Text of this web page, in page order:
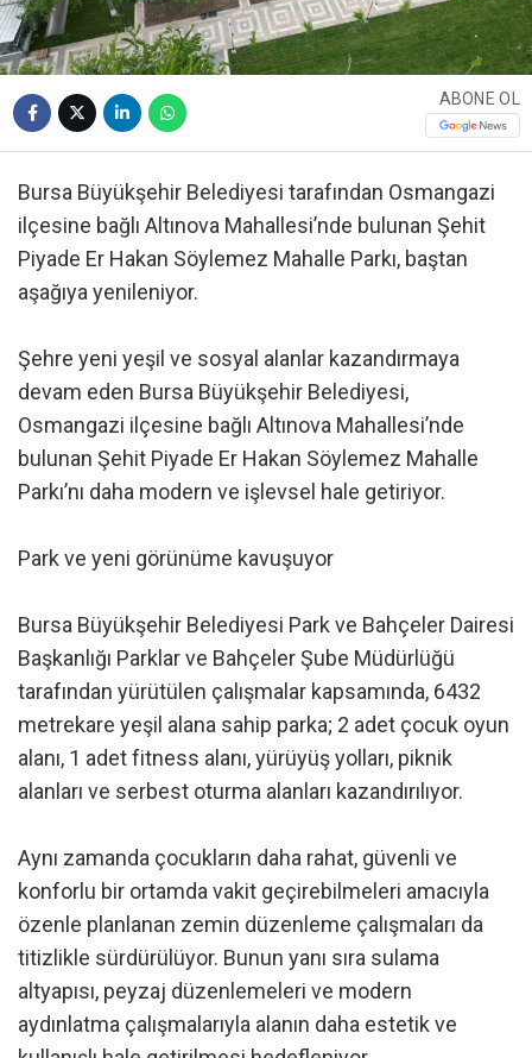
ABONE OL
Bursa Büyükşehir Belediyesi tarafından Osmangazi
ilçesine bağlı Altınova Mahallesi’nde bulunan Şehit
Piyade Er Hakan Söylemez Mahalle Parkı, baştan
aşağıya yenileniyor.
Şehre yeni yeşil ve sosyal alanlar kazandırmaya
devam eden Bursa Büyükşehir Belediyesi,
Osmangazi ilçesine bağlı Altınova Mahallesi’nde
bulunan Şehit Piyade Er Hakan Söylemez Mahalle
Parkı’nı daha modern ve işlevsel hale getiriyor.
Park ve yeni görünüme kavuşuyor
Bursa Büyükşehir Belediyesi Park ve Bahçeler Dairesi
Başkanlığı Parklar ve Bahçeler Şube Müdürlüğü
tarafından yürütülen çalışmalar kapsamında, 6432
metrekare yeşil alana sahip parka; 2 adet çocuk oyun
alanı, 1 adet fitness alanı, yürüyüş yolları, piknik
alanları ve serbest oturma alanları kazandırılıyor.
Aynı zamanda çocukların daha rahat, güvenli ve
konforlu bir ortamda vakit geçirebilmeleri amacıyla
özenle planlanan zemin düzenleme çalışmaları da
titizlikle sürdürülüyor. Bunun yanı sıra sulama
altyapısı, peyzaj düzenlemeleri ve modern
aydınlatma çalışmalarıyla alanın daha estetik ve